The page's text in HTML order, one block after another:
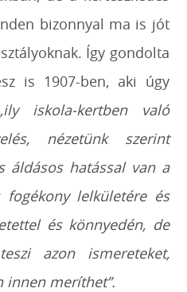
bizonnyal ma is jót
Így gondolta
is 1907-ben, aki úgy
iskola-kertben való
nézetünk szerint
áldásos hatással van a
fogékony lelkületére és
és könnyedén, de
azon ismereteket,
innen meríthet”.